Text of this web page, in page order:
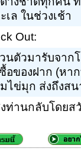
เล ในช่วงเช้า
Out:
นตัวมารับจาก
อของฝาก (หา
ไข่มุก ส่งถึงสน
ท่านกลับโดยส